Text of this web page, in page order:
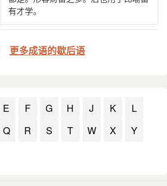
有才学。
更多成语的歇后语
E F G H J K
L
Q R S T W X
Y